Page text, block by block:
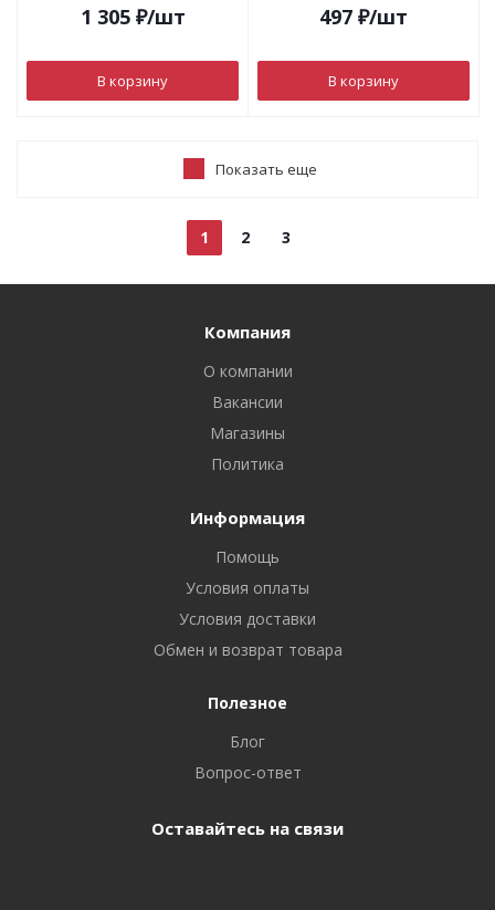
1 305₽/шт
В корзину
497 ₽/шт
В корзину
Показать еще
1 2 3
Компания
О компании
Вакансии
Магазины
Политика
Информация
Помощь
Условия оплаты
Условия доставки
Обмен и возврат товара
Полезное
Блог
Вопрос-ответ
Оставайтесь на связи